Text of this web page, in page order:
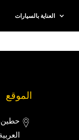
العناية بالسيارات
الموقع